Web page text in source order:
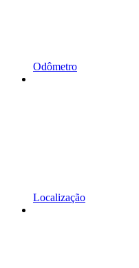
Odômetro
Localização